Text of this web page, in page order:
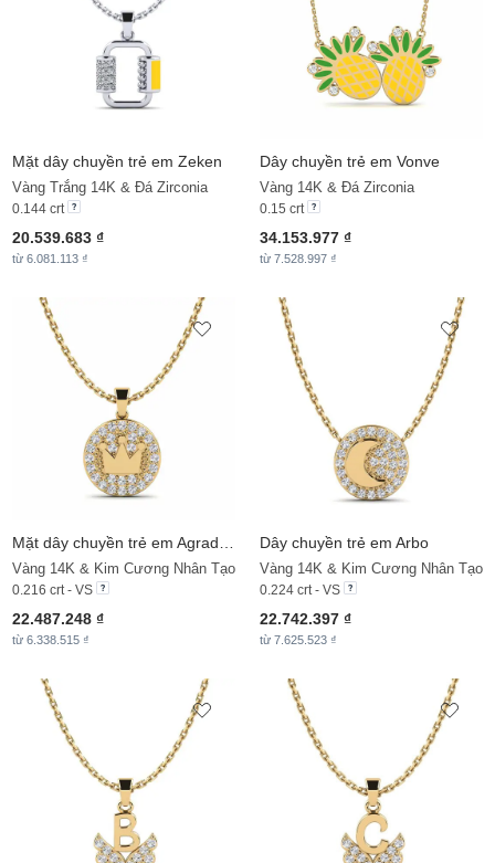
Mặt dây chuyền trẻ em Zeken
Vàng Trắng 14K & Đá Zirconia
0.144 crt
20.539.683 ₫
từ 6.081.113 ₫
Dây chuyền trẻ em Vonve
Vàng 14K & Đá Zirconia
0.15 crt
34.153.977 ₫
từ 7.528.997 ₫
Vàng 14K & Kim Cương Nhân Tạo
0.216 crt - VS
22.487.248 ₫
từ 6.338.515 ₫
Dây chuyền trẻ em Arbo
Vàng 14K & Kim Cương Nhân Tạo
0.224 crt - VS
22.742.397 ₫
từ 7.625.523 ₫